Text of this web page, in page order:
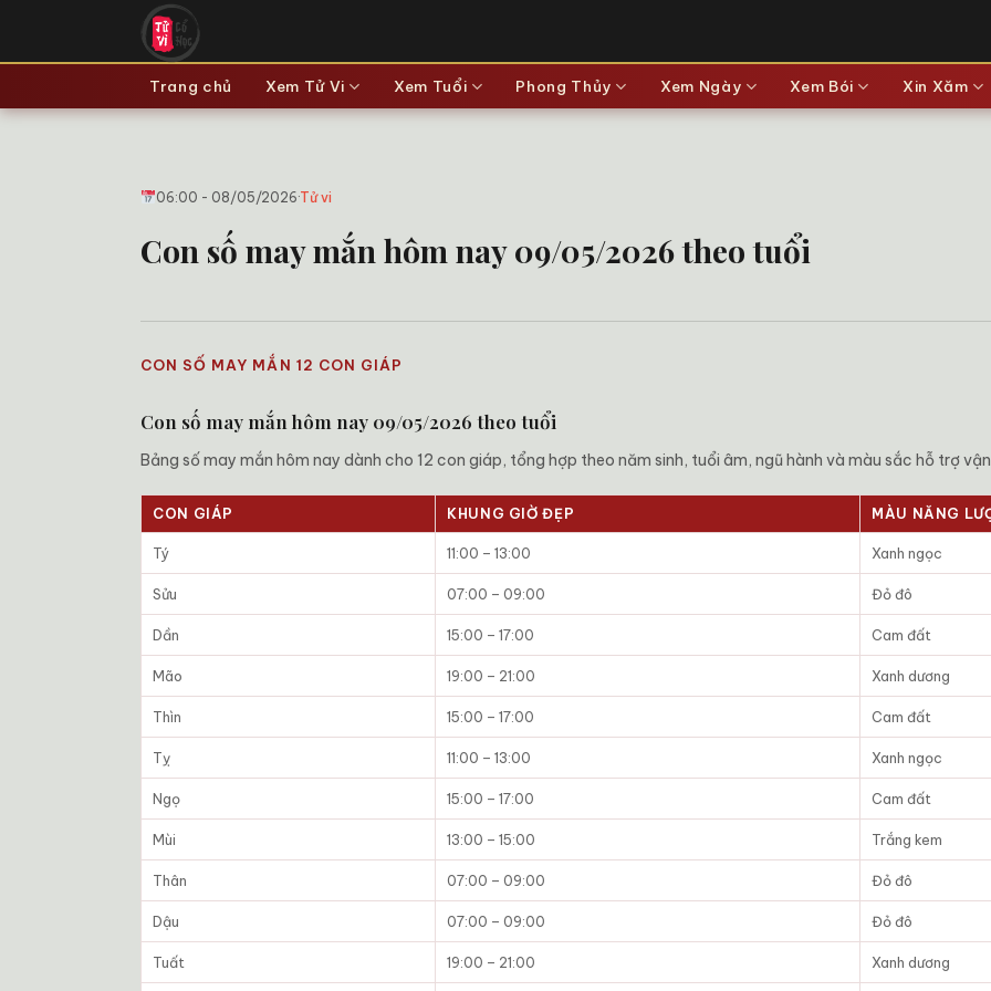
nội
Trang chủ Xem Tử Vi Xem Tuổi Phong Thủy Xem Ngày Xem Bói Xin Xăm
06:00 - 08/05/2026·Tử vi
Con số may mắn hôm nay 09/05/2026 theo tuổi
CON SỐ MAY MẮN 12 CON GIÁP
Con số may mắn hôm nay 09/05/2026 theo tuổi
Bảng số may mắn hôm nay dành cho 12 con giáp, tổng hợp theo năm sinh, tuổi âm, ngũ hành và màu sắc hỗ trợ
CON GIÁP KHUNG GIỜ ĐẸP MÀU NĂNG
Tý 11:00 – 13:00 Xanh ngọc
Sửu 07:00 – 09:00 Đỏ đô
Dần 15:00 – 17:00 Cam đất
Mão 19:00 – 21:00 Xanh dương
Thìn 15:00 – 17:00 Cam đất
Tỵ 11:00 – 13:00 Xanh ngọc
Ngọ 15:00 – 17:00 Cam đất
Mùi 13:00 – 15:00 Trắng kem
Thân 07:00 – 09:00 Đỏ đô
Dậu 07:00 – 09:00 Đỏ đô
Tuất 19:00 – 21:00 Xanh dương